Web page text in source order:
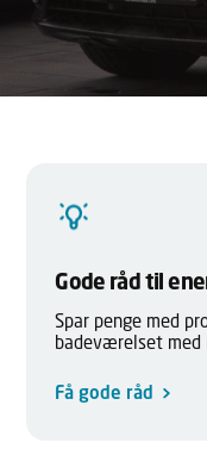
Gode råd til
Spar penge med
badeværelset med
Få gode råd